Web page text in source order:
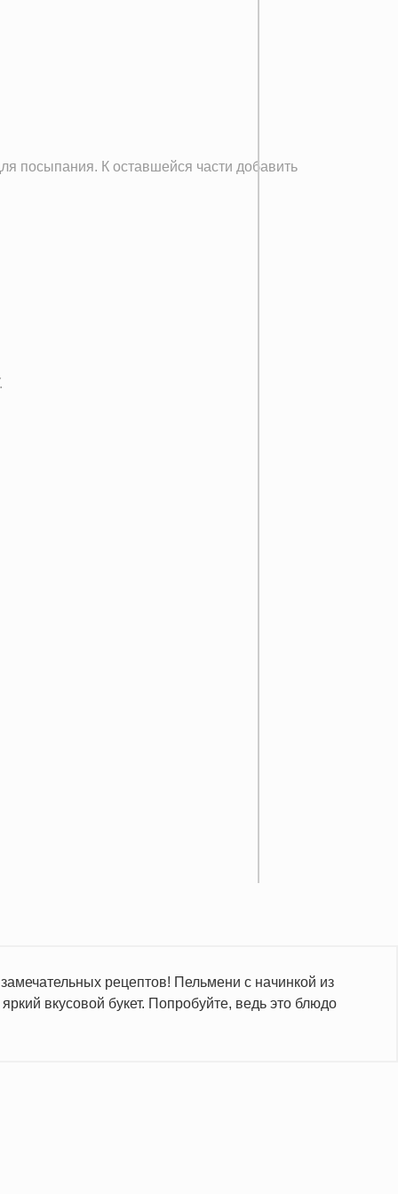
посыпания. К оставшейся части добавить
рецептов! Пельмени с начинкой из
вкусовой букет. Попробуйте, ведь это блюдо